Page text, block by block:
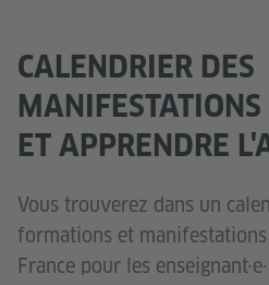
CALENDRIER DES
ET APPRENDRE
Vous trouverez dans un
formations et
France pour les